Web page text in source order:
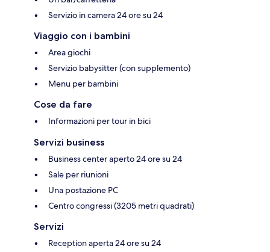
Servizio in camera 24 ore su 24
Viaggio con i bambini
Area giochi
Servizio babysitter (con supplemento)
Menu per bambini
Cose da fare
Informazioni per tour in bici
Servizi business
Business center aperto 24 ore su 24
Sale per riunioni
Una postazione PC
Centro congressi (3205 metri quadrati)
Servizi
Reception aperta 24 ore su 24